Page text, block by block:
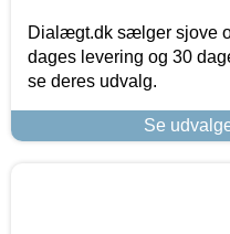
Dialægt.dk sælger sjove
dages levering og 30
se deres udvalg.
Se